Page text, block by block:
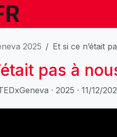
2025 Et si ce n’était
pas à
· 2025 · 11/12/